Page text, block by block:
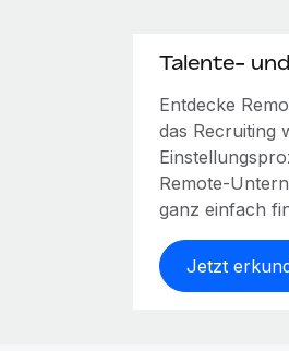
Talente-
Entdecke
das Recruiting
Remote-
ganz einfach
Jetzt